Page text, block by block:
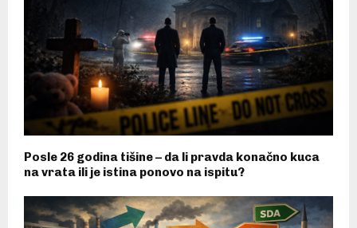
Posle 26 godina tišine – da li pravda konačno kuca
na vrata ili je istina ponovo na ispitu?